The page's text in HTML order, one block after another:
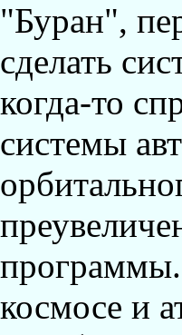
"Буран",
сделать
когда-то
системы
программы.
космосе и